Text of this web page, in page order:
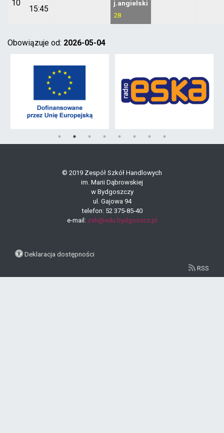
10
15:45
j.angielski
28
Obowiązuje od: 2026-05-04
© 2019 Zespół Szkół Handlowych
im. Marii Dąbrowskiej
w Bydgoszczy
ul. Gajowa 94
telefon: 52 375-85-40
e-mail: zsh@edu.bydgoszcz.pl
Deklaracja dostępności
RSS